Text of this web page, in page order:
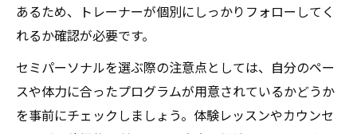
あるため、トレーナーが個別にしっかりフォローしてく
れるか確認が必要です。
セミパーソナルを選ぶ際の注意点としては、自分のペー
スや体力に合ったプログラムが用意されているかどうか
を事前にチェックしましょう。体験レッスンやカウンセ